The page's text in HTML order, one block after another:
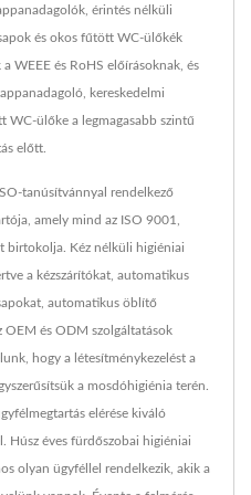
érintés nélküli
és okos fűtött WC-ülőkék
WEEE és RoHS előírásoknak, és
kereskedelmi
WC-ülőke a legmagasabb szintű
előtt.
tanúsítvánnyal rendelkező
amely mind az ISO 9001,
birtokolja. Kéz nélküli higiéniai
a kézszárítókat, automatikus
automatikus öblítő
OEM és ODM szolgáltatások
hogy a létesítménykezelést a
a mosdóhigiénia terén.
elérése kiváló
Húsz éves fürdőszobai higiéniai
olyan ügyféllel rendelkezik, akik a